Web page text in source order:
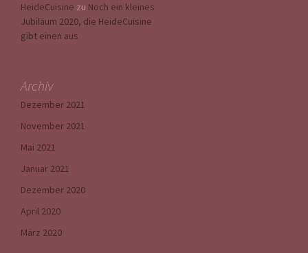
HeideCuisine zu Noch ein kleines
Jubiläum 2020, die HeideCuisine
gibt einen aus
Archiv
Dezember 2021
November 2021
Mai 2021
Januar 2021
Dezember 2020
April 2020
März 2020